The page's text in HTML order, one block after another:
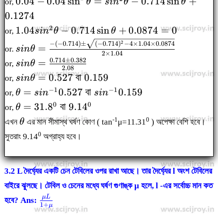
sin\theta\times0.357+0.357^2
0.04\sin^2\theta=sin^2\theta-
0.714\sin\theta+0.1274
0.1274
or, 1.04sin^2\theta-
0.714\sin\theta+0.0874=0
1.04sin2θ −0.714sinθ + 0.0874 = 0
or. sin\theta=\frac{-
(-0.714)\pm\sqrt{(-0.714)^2-
4\times1.04\times0.0874}}
{2\times1.04}
sinθ = 2×1.04
−(−0.714)± (−0.714)2 −4×1.04×0.0874
or, sin\theta=\frac{0.714\pm
0.382 }{2.08}
sinθ = 2.08
0.714±0.382
or, sin\theta=0.527
বা\; 0.159
sinθ = 0.527বা 0.159
or, \theta=sin^{-1}0.527
বা\;sin^{-1}0.159
θ = sin−10.527 বা sin−10.159
or, \theta=31.8^0
বা\; 9.14^0
θ = 31.80 বা 9.140
এখন \theta
θ এর মান সীমাস্থ ঘর্ষণ কোণ ( tan-1μ=11.310 ) অপেক্ষা বেশি হবে।
সুতরাং 9.140 অগ্রাহ্য হবে।
3.2 L দৈর্ঘ্যের একটি চেন টেবিলের ওপর রাখা আছে। তার দৈর্ঘ্যের l অংশ টেবিলের
বাইরে ঝুলছে। টেবিল ও চেনের মধ্যে ঘর্ষণ গুণাঙ্ক μ হলে, l -এর সর্বোচ্চ মান কত
হবে? Ans: \frac{\mu
L}
1+μ
μL